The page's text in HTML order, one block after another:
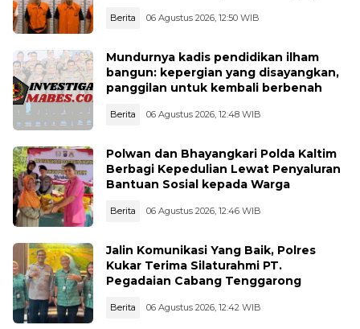
Berita 06 Agustus 2026, 12:50 WIB
Mundurnya kadis pendidikan ilham
bangun: kepergian yang disayangkan,
panggilan untuk kembali berbenah
Berita 06 Agustus 2026, 12:48 WIB
Polwan dan Bhayangkari Polda Kaltim
Berbagi Kepedulian Lewat Penyaluran
Bantuan Sosial kepada Warga
Berita 06 Agustus 2026, 12:46 WIB
Jalin Komunikasi Yang Baik, Polres
Kukar Terima Silaturahmi PT.
Pegadaian Cabang Tenggarong
Berita 06 Agustus 2026, 12:42 WIB